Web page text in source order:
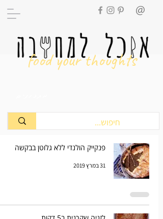
food your thoughts
פנקייק הולנדי ללא גלוטן בבקשה
31 במרץ 2019